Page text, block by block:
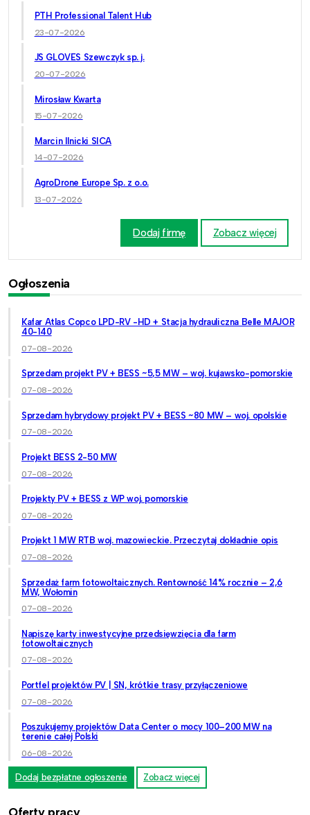
PTH Professional Talent Hub
23-07-2026
JS GLOVES Szewczyk sp. j.
20-07-2026
Mirosław Kwarta
15-07-2026
Marcin Ilnicki SICA
14-07-2026
AgroDrone Europe Sp. z o.o.
13-07-2026
Dodaj firmę Zobacz więcej
Ogłoszenia
Kafar Atlas Copco LPD-RV -HD + Stacja hydrauliczna Belle MAJOR
40-140
07-08-2026
Sprzedam projekt PV + BESS ~5,5 MW – woj. kujawsko-pomorskie
07-08-2026
Sprzedam hybrydowy projekt PV + BESS ~80 MW – woj. opolskie
07-08-2026
Projekt BESS 2-50 MW
07-08-2026
Projekty PV + BESS z WP woj. pomorskie
07-08-2026
Projekt 1 MW RTB woj. mazowieckie. Przeczytaj dokładnie opis
07-08-2026
Sprzedaż farm fotowoltaicznych. Rentowność 14% rocznie – 2,6
MW, Wołomin
07-08-2026
Napiszę karty inwestycyjne przedsięwzięcia dla farm
fotowoltaicznych
07-08-2026
Portfel projektów PV | SN, krótkie trasy przyłączeniowe
07-08-2026
Poszukujemy projektów Data Center o mocy 100–200 MW na
terenie całej Polski
06-08-2026
Dodaj bezpłatne ogłoszenie Zobacz więcej
Oferty pracy